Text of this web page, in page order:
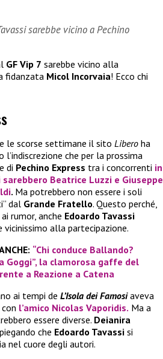
sarebbe vicino a Pechino
GF Vip 7 sarebbe vicino alla
fidanzata Micol Incorvaia! Ecco chi
le scorse settimane il sito Libero ha
l’indiscrezione che per la prossima
di Pechino Express tra i concorrenti in
sarebbero Beatrice Luzzi e Giuseppe
. Ma potrebbero non essere i soli
dal Grande Fratello. Questo perché,
rumor, anche Edoardo Tavassi
vicinissimo alla partecipazione.
“Chi conduce Ballando?
Goggi”, la clamorosa gaffe del
a Reazione a Catena
ai tempi de L’Isola dei Famosiaveva
l’amico Nicolas Vaporidis. Ma a
essere diverse. Deianira
che Edoardo Tavassi si
nel cuore degli autori.